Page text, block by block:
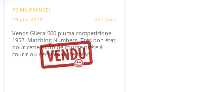
REIMS (FRANCE)
19 juin 2019
437 vues
Vends Gilera 500 piuma competizione
1952. Matching Numbers. Très bon état
pour cette moto de course prête à
courir ou décorer votre salon.